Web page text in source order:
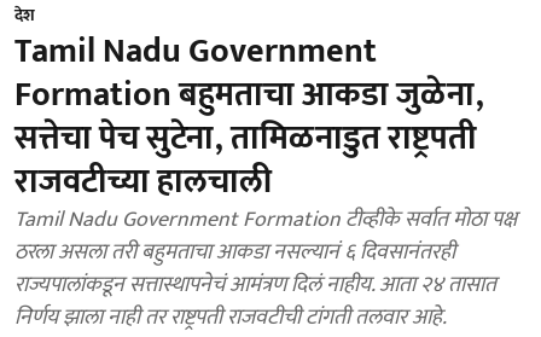
देश
Tamil Nadu Government
Formation बहुमताचा आकडा जुळेना,
सत्तेचा पेच सुटेना, तामिळनाडुत राष्ट्रपती
राजवटीच्या हालचाली
Tamil Nadu Government Formation टीव्हीके सर्वात मोठा पक्ष
ठरला असला तरी बहुमताचा आकडा नसल्यानं ६ दिवसानंतरही
राज्यपालांकडून सत्तास्थापनेचं आमंत्रण दिलं नाहीय. आता २४ तासात
निर्णय झाला नाही तर राष्ट्रपती राजवटीची टांगती तलवार आहे.